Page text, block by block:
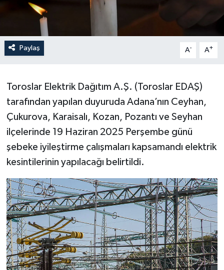
Paylaş A- A+
Toroslar Elektrik Dağıtım A.Ş. (Toroslar EDAŞ)
tarafından yapılan duyuruda Adana’nın Ceyhan,
Çukurova, Karaisalı, Kozan, Pozantı ve Seyhan
ilçelerinde 19 Haziran 2025 Perşembe günü
şebeke iyileştirme çalışmaları kapsamandı elektrik
kesintilerinin yapılacağı belirtildi.